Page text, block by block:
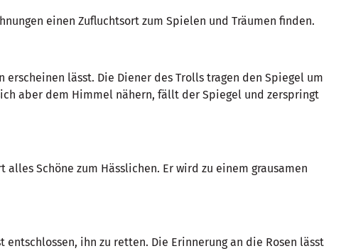
einen Zufluchtsort zum Spielen und Träumen finden.
lässt. Die Diener des Trolls tragen den Spiegel um
aber dem Himmel nähern, fällt der Spiegel und zerspringt
Schöne zum Hässlichen. Er wird zu einem grausamen
ihn zu retten. Die Erinnerung an die Rosen lässt